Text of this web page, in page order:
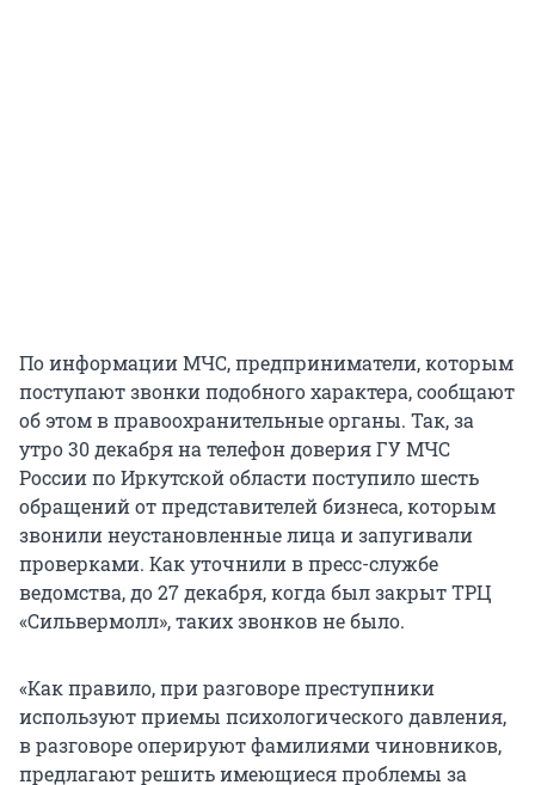
По информации МЧС, предприниматели, которым
поступают звонки подобного характера, сообщают
об этом в правоохранительные органы. Так, за
утро 30 декабря на телефон доверия ГУ МЧС
России по Иркутской области поступило шесть
обращений от представителей бизнеса, которым
звонили неустановленные лица и запугивали
проверками. Как уточнили в пресс-службе
ведомства, до 27 декабря, когда был закрыт ТРЦ
«Сильвермолл», таких звонков не было.
«Как правило, при разговоре преступники
используют приемы психологического давления,
в разговоре оперируют фамилиями чиновников,
предлагают решить имеющиеся проблемы за